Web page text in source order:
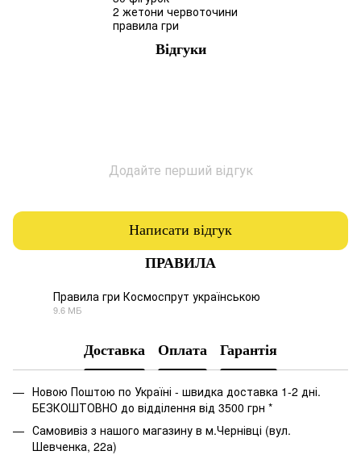
2 жетони червоточини
правила гри
Відгуки
Додайте перший відгук
Написати відгук
ПРАВИЛА
Правила гри Космоспрут українською
9.6 МБ
Доставка Оплата Гарантія
Новою Поштою по Україні - швидка доставка 1-2 дні.
БЕЗКОШТОВНО до відділення від 3500 грн *
Самовивіз з нашого магазину в м.Чернівці (вул.
Шевченка, 22а)